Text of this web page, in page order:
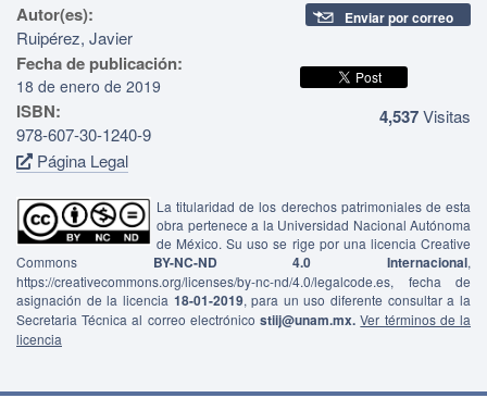
Autor(es):
Ruipérez, Javier
Fecha de publicación:
18 de enero de 2019
ISBN:
978-607-30-1240-9
Página Legal
Enviar por correo
4,537Visitas
La titularidad de los derechos patrimoniales de esta
obra pertenece a la Universidad Nacional Autónoma
de México. Su uso se rige por una licencia Creative
Commons BY-NC-ND 4.0 Internacional,
https://creativecommons.org/licenses/by-nc-nd/4.0/legalcode.es, fecha de
asignación de la licencia 18-01-2019, para un uso diferente consultar a la
Secretaria Técnica al correo electrónicostiij@unam.mx. Ver términos de la
licencia